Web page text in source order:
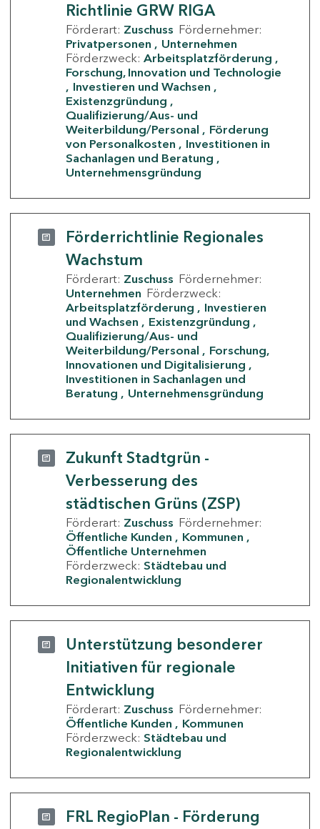
Richtlinie GRW RIGA
Förderart: Zuschuss Fördernehmer:
Privatpersonen
Unternehmen
Förderzweck: Arbeitsplatzförderung
Forschung, Innovation und Technologie
Investieren und Wachsen
Existenzgründung
Qualifizierung/Aus- und
Weiterbildung/Personal
Förderung
von Personalkosten
Investitionen in
Sachanlagen und Beratung
Unternehmensgründung
Förderrichtlinie Regionales
Wachstum
Förderart: Zuschuss Fördernehmer:
Unternehmen Förderzweck:
Arbeitsplatzförderung
Investieren
und Wachsen
Existenzgründung
Qualifizierung/Aus- und
Weiterbildung/Personal
Forschung,
Innovationen und Digitalisierung
Investitionen in Sachanlagen und
Beratung
Unternehmensgründung
Zukunft Stadtgrün -
Verbesserung des
städtischen Grüns (ZSP)
Förderart: Zuschuss Fördernehmer:
Öffentliche Kunden
Kommunen
Öffentliche Unternehmen
Förderzweck: Städtebau und
Regionalentwicklung
Unterstützung besonderer
Initiativen für regionale
Entwicklung
Förderart: Zuschuss Fördernehmer:
Öffentliche Kunden
Kommunen
Förderzweck: Städtebau und
Regionalentwicklung
FRL RegioPlan - Förderung